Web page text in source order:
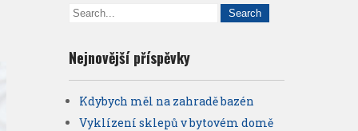
Nejnovější příspěvky
Kdybych měl na zahradě bazén
Vyklízení sklepů v bytovém domě